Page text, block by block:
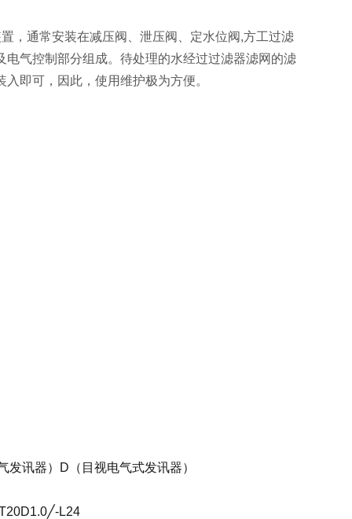
，通常安装在减压阀、泄压阀、定水位阀,方工过滤
气控制部分组成。待处理的水经过过滤器滤网的滤
即可，因此，使用维护极为方便。
讯器）D（目视电气式发讯器）
L24